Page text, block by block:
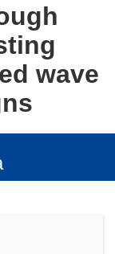
wave